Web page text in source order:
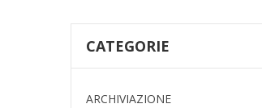
CATEGORIE
ARCHIVIAZIONE